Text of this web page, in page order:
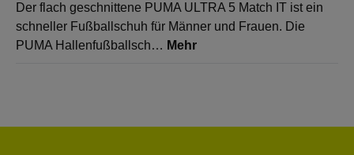
Der flach geschnittene PUMA ULTRA 5 Match IT ist ein
schneller Fußballschuh für Männer und Frauen. Die
PUMA Hallenfußballsch… Mehr